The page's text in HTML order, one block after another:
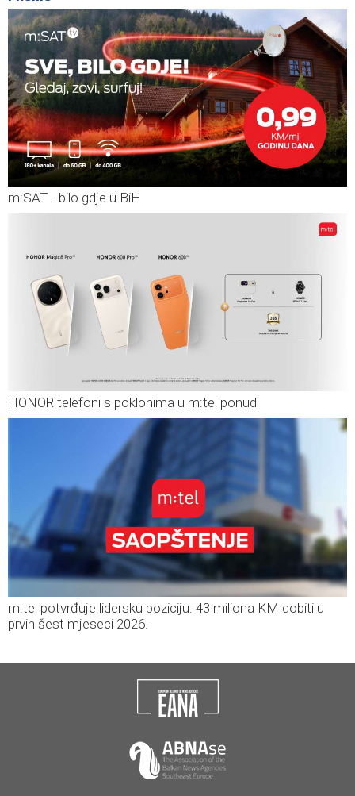
m:SAT - bilo gdje u BiH
HONOR telefoni s poklonima u m:tel ponudi
m:tel potvrđuje lidersku poziciju: 43 miliona KM dobiti u
prvih šest mjeseci 2026.